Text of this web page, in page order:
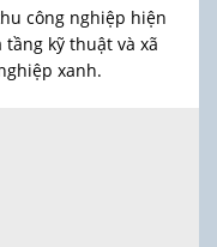
công nghiệp hiện
kỹ thuật và xã
xanh.